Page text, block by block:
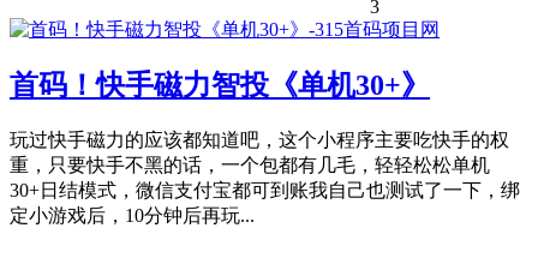
3
首码！快手磁力智投《单机30+》
玩过快手磁力的应该都知道吧，这个小程序主要吃快手的权
重，只要快手不黑的话，一个包都有几毛，轻轻松松单机
30+日结模式，微信支付宝都可到账我自己也测试了一下，绑
定小游戏后，10分钟后再玩...